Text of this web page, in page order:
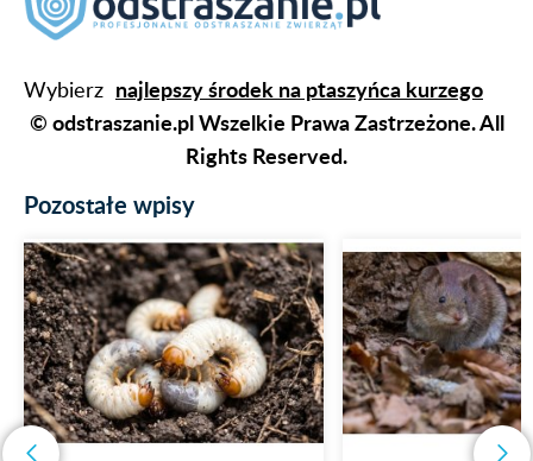
Wybierz najlepszy środek na ptaszyńca kurzego
© odstraszanie.pl Wszelkie Prawa Zastrzeżone. All
Rights Reserved.
Pozostałe wpisy